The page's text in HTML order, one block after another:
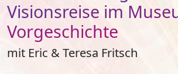
Visionsreise im
Vorgeschichte
mit Eric & Teresa Fritsch